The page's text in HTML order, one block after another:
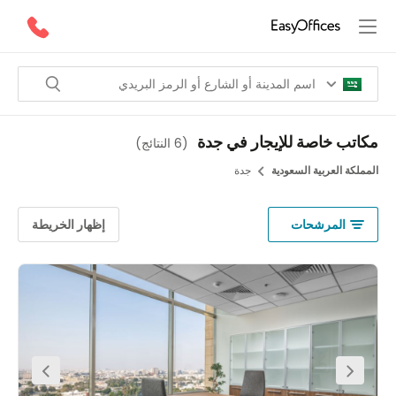
خاصة للإيجار في جدة (6 النتائج )
العربية السعودية جدة
المرشحات إظهار الخريطة